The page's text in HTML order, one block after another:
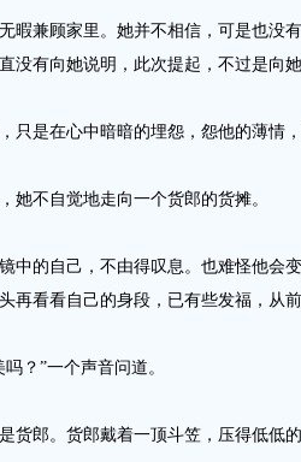
兼顾家里。她并不相信，可是也没
没有向她说明，此次提起，不过是向她
是在心中暗暗的埋怨，怨他的薄情，
不自觉地走向一个货郎的货摊。
的自己，不由得叹息。也难怪他会
再看看自己的身段，已有些发福，从
？”一个声音问道。
郎。货郎戴着一顶斗笠，压得低低的